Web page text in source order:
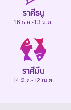
ราศีธนู
16 ธ.ค.-13 ม.ค.
ราศีมีน
14 มี.ค.-12 เม.ย.